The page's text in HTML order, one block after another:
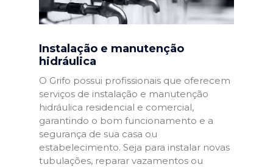
Instalação e manutenção
hidráulica
O Grifo possui profissionais que oferecem
serviços de instalação e manutenção
hidráulica residencial e comercial,
garantindo o bom funcionamento e a
segurança de sua casa ou
estabelecimento. Seja para instalar novas
tubulações, reparar vazamentos ou